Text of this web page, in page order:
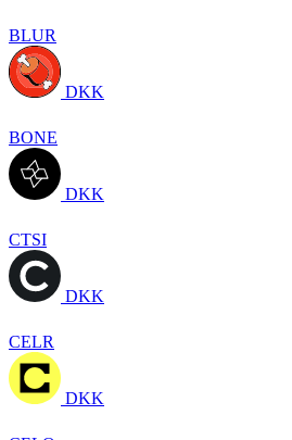
BLUR
DKK
BONE
DKK
CTSI
DKK
CELR
DKK